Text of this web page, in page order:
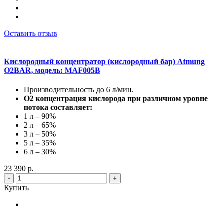
Оставить отзыв
Кислородный концентратор (кислородный бар) Atmung
O2BAR, модель: MAF005B
Производительность до 6 л/мин.
О2 концентрация кислорода при различном уровне
потока составляет:
1 л – 90%
2 л – 65%
3 л – 50%
5 л – 35%
6 л – 30%
23 390 р.
- +
Купить